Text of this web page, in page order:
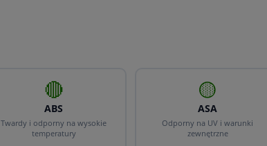
🔴
ABS
Twardy i odporny na wysokie
temperatury
🟡
ASA
Odporny na UV i warunki
zewnętrzne